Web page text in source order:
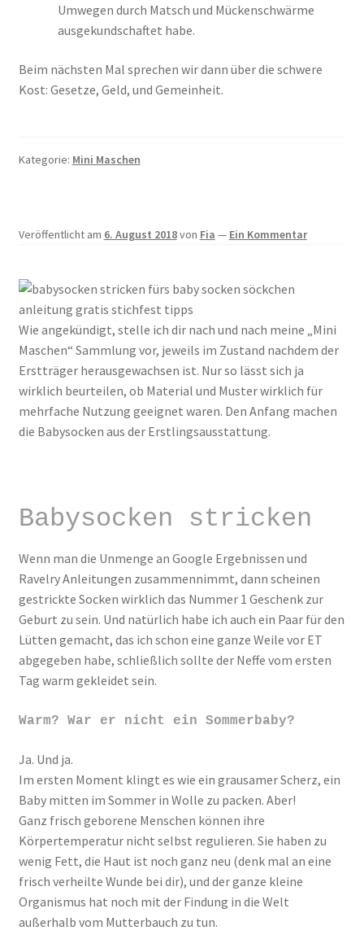
Umwegen durch Matsch und Mückenschwärme
ausgekundschaftet habe.
Beim nächsten Mal sprechen wir dann über die schwere
Kost: Gesetze, Geld, und Gemeinheit.
Kategorie: Mini Maschen
Veröffentlicht am 6. August 2018von Fia — Ein Kommentar
Wie angekündigt, stelle ich dir nach und nach meine „Mini
Maschen“ Sammlung vor, jeweils im Zustand nachdem der
Erstträger herausgewachsen ist. Nur so lässt sich ja
wirklich beurteilen, ob Material und Muster wirklich für
mehrfache Nutzung geeignet waren. Den Anfang machen
die Babysocken aus der Erstlingsausstattung.
Babysocken stricken
Wenn man die Unmenge an Google Ergebnissen und
Ravelry Anleitungen zusammennimmt, dann scheinen
gestrickte Socken wirklich das Nummer 1 Geschenk zur
Geburt zu sein. Und natürlich habe ich auch ein Paar für den
Lütten gemacht, das ich schon eine ganze Weile vor ET
abgegeben habe, schließlich sollte der Neffe vom ersten
Tag warm gekleidet sein.
Warm? War er nicht ein Sommerbaby?
Ja. Und ja.
Im ersten Moment klingt es wie ein grausamer Scherz, ein
Baby mitten im Sommer in Wolle zu packen. Aber!
Ganz frisch geborene Menschen können ihre
Körpertemperatur nicht selbst regulieren. Sie haben zu
wenig Fett, die Haut ist noch ganz neu (denk mal an eine
frisch verheilte Wunde bei dir), und der ganze kleine
Organismus hat noch mit der Findung in die Welt
außerhalb vom Mutterbauch zu tun.